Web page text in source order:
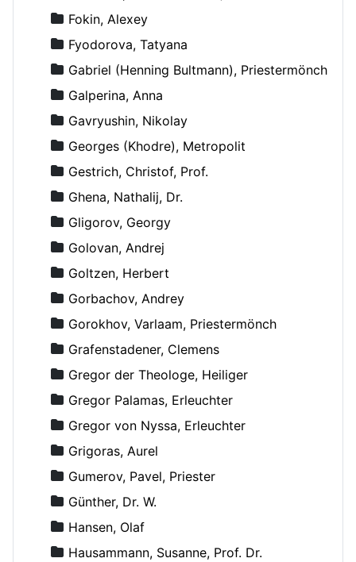
Fokin, Alexey
Fyodorova, Tatyana
Gabriel (Henning Bultmann), Priestermönch
Galperina, Anna
Gavryushin, Nikolay
Georges (Khodre), Metropolit
Gestrich, Christof, Prof.
Ghena, Nathalij, Dr.
Gligorov, Georgy
Golovan, Andrej
Goltzen, Herbert
Gorbachov, Andrey
Gorokhov, Varlaam, Priestermönch
Grafenstadener, Clemens
Gregor der Theologe, Heiliger
Gregor Palamas, Erleuchter
Gregor von Nyssa, Erleuchter
Grigoras, Aurel
Gumerov, Pavel, Priester
Günther, Dr. W.
Hansen, Olaf
Hausammann, Susanne, Prof. Dr.